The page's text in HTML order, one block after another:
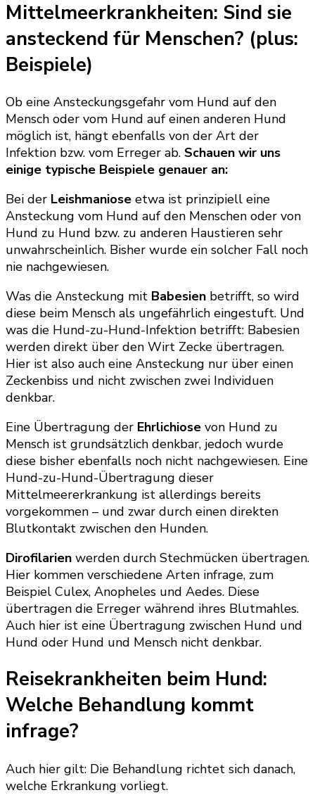
Mittelmeerkrankheiten: Sind sie
ansteckend für Menschen? (plus:
Beispiele)
Ob eine Ansteckungsgefahr vom Hund auf den
Mensch oder vom Hund auf einen anderen Hund
möglich ist, hängt ebenfalls von der Art der
Infektion bzw. vom Erreger ab. Schauen wir uns
einige typische Beispiele genauer an:
Bei der Leishmaniose etwa ist prinzipiell eine
Ansteckung vom Hund auf den Menschen oder von
Hund zu Hund bzw. zu anderen Haustieren sehr
unwahrscheinlich. Bisher wurde ein solcher Fall noch
nie nachgewiesen.
Was die Ansteckung mit Babesien betrifft, so wird
diese beim Mensch als ungefährlich eingestuft. Und
was die Hund-zu-Hund-Infektion betrifft: Babesien
werden direkt über den Wirt Zecke übertragen.
Hier ist also auch eine Ansteckung nur über einen
Zeckenbiss und nicht zwischen zwei Individuen
denkbar.
Eine Übertragung der Ehrlichiose von Hund zu
Mensch ist grundsätzlich denkbar, jedoch wurde
diese bisher ebenfalls noch nicht nachgewiesen. Eine
Hund-zu-Hund-Übertragung dieser
Mittelmeererkrankung ist allerdings bereits
vorgekommen – und zwar durch einen direkten
Blutkontakt zwischen den Hunden.
Dirofilarien werden durch Stechmücken übertragen.
Hier kommen verschiedene Arten infrage, zum
Beispiel Culex, Anopheles und Aedes. Diese
übertragen die Erreger während ihres Blutmahles.
Auch hier ist eine Übertragung zwischen Hund und
Hund oder Hund und Mensch nicht denkbar.
Reisekrankheiten beim Hund:
Welche Behandlung kommt
infrage?
Auch hier gilt: Die Behandlung richtet sich danach,
welche Erkrankung vorliegt.